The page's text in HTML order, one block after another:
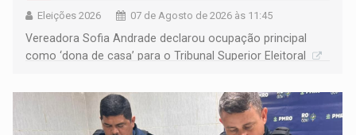
Eleições 2026 07 de Agosto de 2026 às 11:45
Vereadora Sofia Andrade declarou ocupação principal
como ‘dona de casa’ para o Tribunal Superior Eleitoral